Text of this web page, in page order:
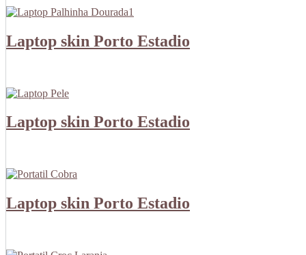
Laptop skin Porto Estadio
Laptop skin Porto Estadio
Laptop skin Porto Estadio